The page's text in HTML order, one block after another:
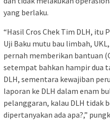
yang berlaku.
“Hasil Cros Chek Tim DLH, itu
Uji Baku mutu bau limbah,
pernah memberikan bantuan
setempat bahkan hampir dua
DLH, sementara kewajiban
laporan ke DLH dalam enam
pelanggaran, kalau DLH tidak
dipertanyakan ada apa?,”